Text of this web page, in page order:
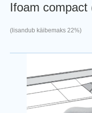
Ifoam compact
(lisandub käibemaks 22%)